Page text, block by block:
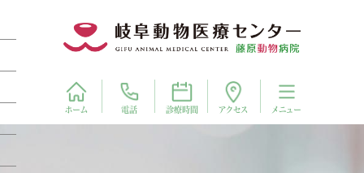
ホーム 電話 診療時間 アクセス メニュー